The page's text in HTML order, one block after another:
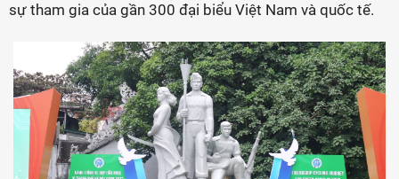
sự tham gia của gần 300 đại biểu Việt Nam và quốc tế.